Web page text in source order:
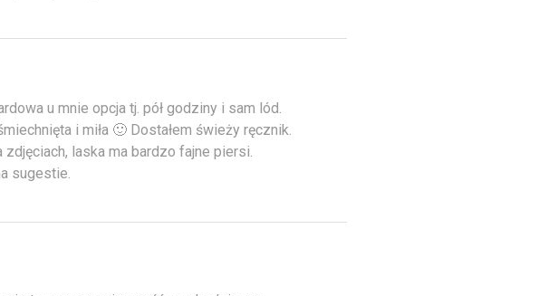
u mnie opcja tj. pół godziny i sam lód.
i miła 🙂 Dostałem świeży ręcznik.
laska ma bardzo fajne piersi.
sugestie.